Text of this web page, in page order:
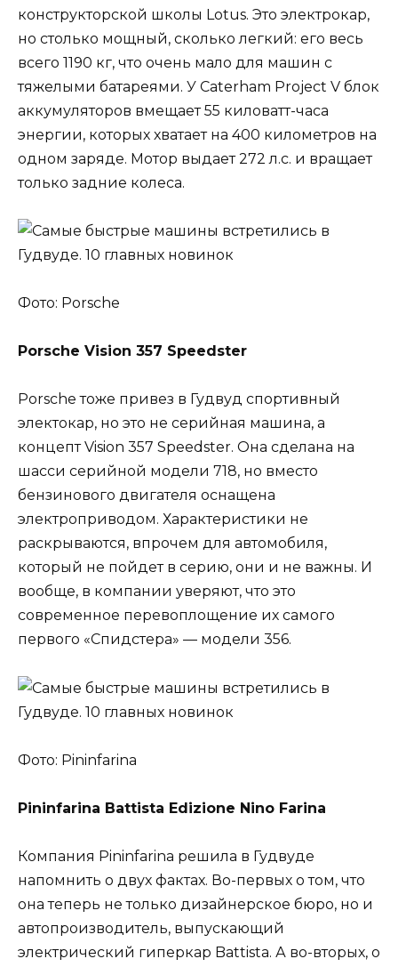
конструкторской школы Lotus. Это электрокар,
но столько мощный, сколько легкий: его весь
всего 1190 кг, что очень мало для машин с
тяжелыми батареями. У Caterham Project V блок
аккумуляторов вмещает 55 киловатт-часа
энергии, которых хватает на 400 километров на
одном заряде. Мотор выдает 272 л.с. и вращает
только задние колеса.
Фото: Porsche
Porsche Vision 357 Speedster
Porsche тоже привез в Гудвуд спортивный
электокар, но это не серийная машина, а
концепт Vision 357 Speedster. Она сделана на
шасси серийной модели 718, но вместо
бензинового двигателя оснащена
электроприводом. Характеристики не
раскрываются, впрочем для автомобиля,
который не пойдет в серию, они и не важны. И
вообще, в компании уверяют, что это
современное перевоплощение их самого
первого «Спидстера» — модели 356.
Фото: Pininfarina
Pininfarina Battista Edizione Nino Farina
Компания Pininfarina решила в Гудвуде
напомнить о двух фактах. Во-первых о том, что
она теперь не только дизайнерское бюро, но и
автопроизводитель, выпускающий
электрический гиперкар Battista. А во-вторых, о